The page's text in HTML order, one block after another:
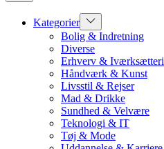
Kategorier Show
sub
menu
Bolig & Indretning
Diverse
Erhverv & Iværksætteri
Håndværk & Kunst
Livsstil & Rejser
Mad & Drikke
Sundhed & Velvære
Teknologi & IT
Tøj & Mode